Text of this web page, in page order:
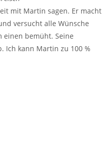
mit Martin sagen. Er macht
versucht alle Wünsche
einen bemüht. Seine
Ich kann Martin zu 100 %